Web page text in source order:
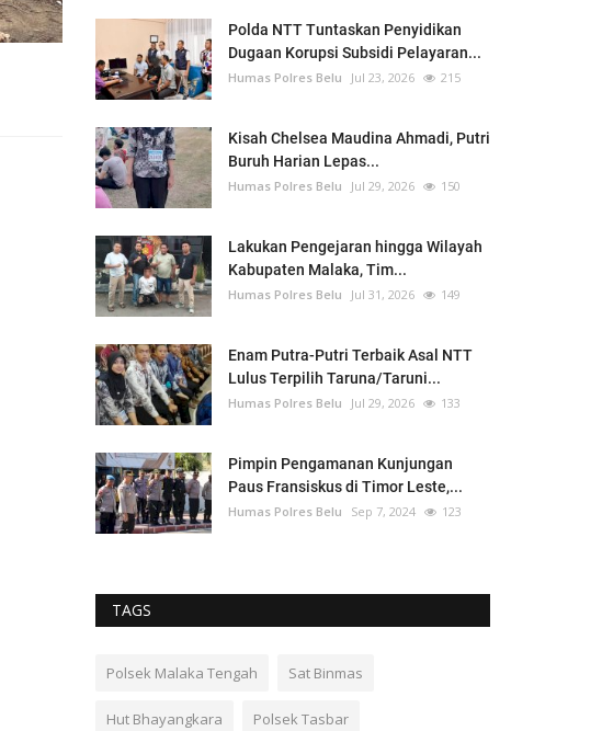
Polda NTT Tuntaskan Penyidikan
Dugaan Korupsi Subsidi Pelayaran...
Humas Polres Belu Jul 23, 2026 215
Kisah Chelsea Maudina Ahmadi, Putri
Buruh Harian Lepas...
Humas Polres Belu Jul 29, 2026 150
Lakukan Pengejaran hingga Wilayah
Kabupaten Malaka, Tim...
Humas Polres Belu Jul 31, 2026 149
Enam Putra-Putri Terbaik Asal NTT
Lulus Terpilih Taruna/Taruni...
Humas Polres Belu Jul 29, 2026 133
Pimpin Pengamanan Kunjungan
Paus Fransiskus di Timor Leste,...
Humas Polres Belu Sep 7, 2024 123
TAGS
Polsek Malaka Tengah Sat Binmas
Hut Bhayangkara Polsek Tasbar